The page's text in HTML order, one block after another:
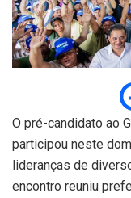
O pré-candidato ao
participou neste
lideranças de
encontro reuniu